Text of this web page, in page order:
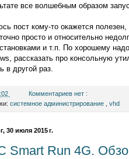
все волшебным образом
пост кому-то окажется
просто и относительно
и т.п. По хорошему
рассказать про консольную
в другой раз.
Комментариев нет :
системное администрирование vhd
30 июля 2015 г.
Smart Run 4G.